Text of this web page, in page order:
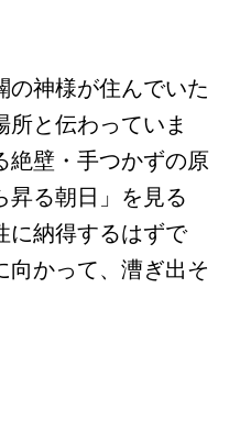
の神様が住んでいた
所と伝わっていま
絶壁・手つかずの原
昇る朝日」を見る
に納得するはずで
向かって、漕ぎ出そ